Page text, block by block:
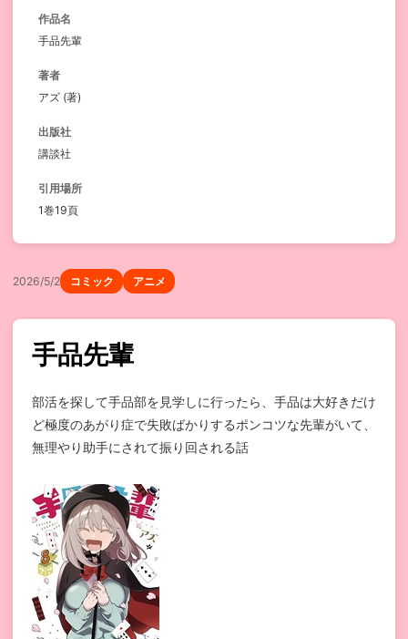
作品名
手品先輩
著者
アズ (著)
出版社
講談社
引用場所
1巻19頁
2026/5/2 コミック アニメ
手品先輩
部活を探して手品部を見学しに行ったら、手品は大好きだけ
ど極度のあがり症で失敗ばかりするポンコツな先輩がいて、
無理やり助手にされて振り回される話